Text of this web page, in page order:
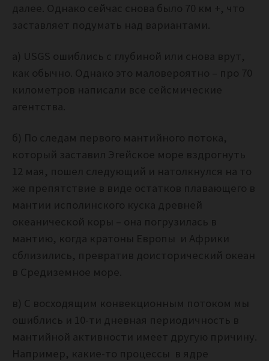
далее. Однако сейчас снова было 70 км +, что
заставляет подумать над вариантами.
а) USGS ошиблись с глубиной или снова врут,
как обычно. Однако это маловероятно – про 70
километров написали все сейсмические
агентства.
б) По следам первого мантийного потока,
который заставил Эгейское море вздрогнуть
12 мая, пошел следующий и натолкнулся на то
же препятствие в виде остатков плавающего в
мантии исполинского куска древней
океанической коры – она погрузилась в
мантию, когда кратоны Европы и Африки
сблизились, превратив доисторический океан
в Средиземное море.
в) С восходящим конвекционным потоком мы
ошиблись и 10-ти дневная периодичность в
мантийной активности имеет другую причину.
Например, какие-то процессы в ядре